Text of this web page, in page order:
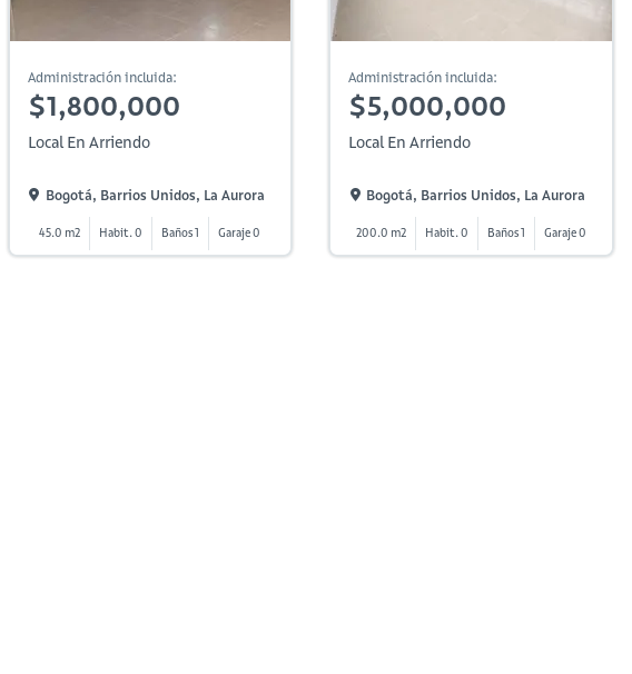
Administración incluida:
$1,800,000
Local En Arriendo
Bogotá, Barrios Unidos, La Aurora
45.0 m2 Habit. 0 Baños 1 Garaje 0
Administración incluida:
$5,000,000
Local En Arriendo
Bogotá, Barrios Unidos, La Aurora
200.0 m2 Habit. 0 Baños 1 Garaje 0